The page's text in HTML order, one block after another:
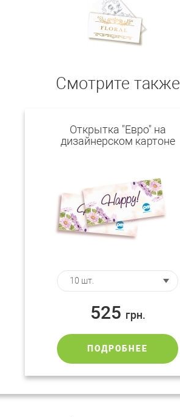
Смотрите также
Открытка "Евро" на
дизайнерском картоне
525 грн.
ПОДРОБНЕЕ